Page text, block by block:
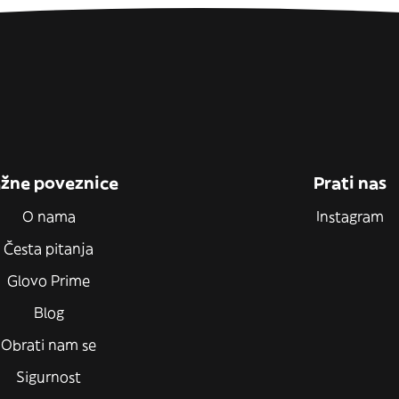
poveznice
O nama
Česta pitanja
Glovo Prime
Blog
Obrati nam se
Sigurnost
Prati nas
Instagram